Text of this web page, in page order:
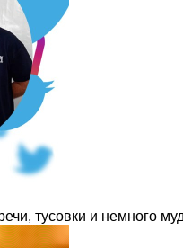
тусовки и немного